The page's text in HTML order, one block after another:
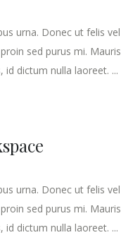
urna. Donec ut felis vel
sed purus mi. Mauris
dictum nulla laoreet. ...
urna. Donec ut felis vel
sed purus mi. Mauris
dictum nulla laoreet. ...